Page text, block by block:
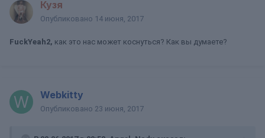
Кузя
Опубликовано 14 июня, 2017
FuckYeah2, как это нас может коснуться? Как вы думаете?
Webkitty
Опубликовано 23 июня, 2017